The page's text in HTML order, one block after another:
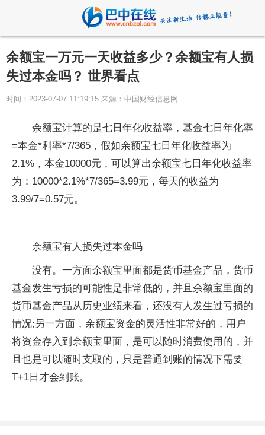
余额宝一万元一天收益多少？余额宝有人损
失过本金吗？ 世界看点
时间：2023-07-07 11:19:15 来源：中国财经信息网
余额宝计算的是七日年化收益率，基金七日年化率
=本金*利率*7/365，假如余额宝七日年化收益率为
2.1%，本金10000元，可以算出余额宝七日年化收益率
为：10000*2.1%*7/365=3.99元，每天的收益为
3.99/7=0.57元。
余额宝有人损失过本金吗
没有。一方面余额宝里面都是货币基金产品，货币
基金发生亏损的可能性是非常低的，并且余额宝里面的
货币基金产品从历史业绩来看，还没有人发生过亏损的
情况;另一方面，余额宝资金的灵活性非常好的，用户
将资金存入到余额宝里面，是可以随时消费使用的，并
且也是可以随时支取的，只是普通到账的情况下需要
T+1日才会到账。